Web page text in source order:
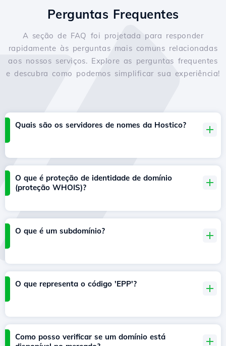
Perguntas Frequentes
A seção de FAQ foi projetada para responder
rapidamente às perguntas mais comuns relacionadas
aos nossos serviços. Explore as perguntas frequentes
e descubra como podemos simplificar sua experiência!
Quais são os servidores de nomes da Hostico?
O que é proteção de identidade de domínio
(proteção WHOIS)?
O que é um subdomínio?
O que representa o código 'EPP'?
Como posso verificar se um domínio está